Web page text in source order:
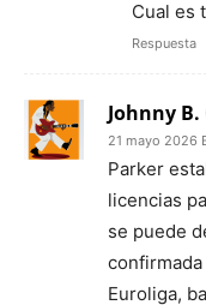
Cual es
Respuesta
Johnny B.
21 mayo 2026
Parker
licencias
se puede
Euroliga,